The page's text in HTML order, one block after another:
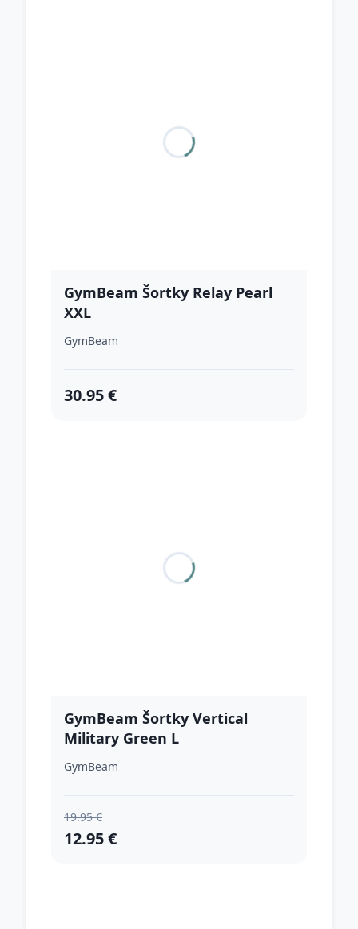
GymBeam Šortky Relay Pearl
XXL
GymBeam
30.95 €
GymBeam Šortky Vertical
Military Green L
GymBeam
19.95 €
12.95 €